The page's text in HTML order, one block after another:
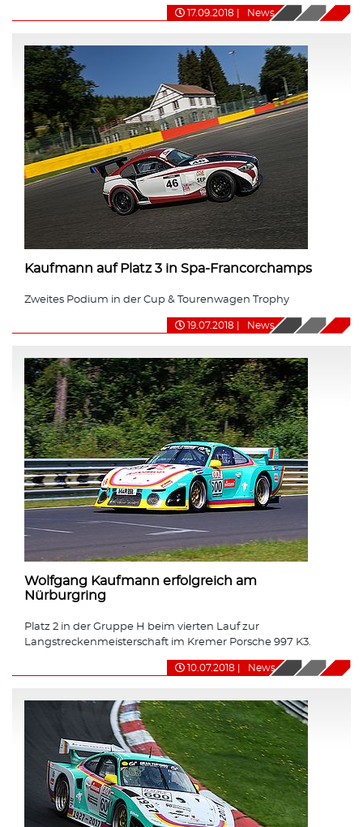
17.09.2018 News
Kaufmann auf Platz 3 in Spa-Francorchamps
Zweites Podium in der Cup & Tourenwagen Trophy
19.07.2018 News
Wolfgang Kaufmann erfolgreich am
Nürburgring
Platz 2 in der Gruppe H beim vierten Lauf zur
Langstreckenmeisterschaft im Kremer Porsche 997 K3.
10.07.2018 News